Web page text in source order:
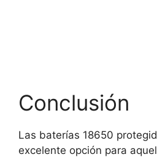
Conclusión
Las baterías 18650
excelente opción para